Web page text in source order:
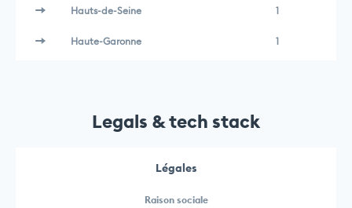
Hauts-de-Seine 1
Haute-Garonne 1
Legals & tech stack
Légales
Raison sociale